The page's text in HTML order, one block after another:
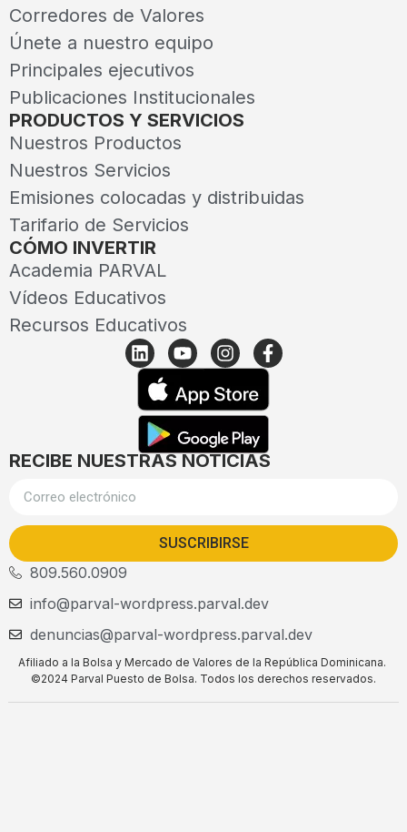
Corredores de Valores
Únete a nuestro equipo
Principales ejecutivos
Publicaciones Institucionales
PRODUCTOS Y SERVICIOS
Nuestros Productos
Nuestros Servicios
Emisiones colocadas y distribuidas
Tarifario de Servicios
CÓMO INVERTIR
Academia PARVAL
Vídeos Educativos
Recursos Educativos
RECIBE NUESTRAS NOTICIAS
SUSCRIBIRSE
809.560.0909
info@parval-wordpress.parval.dev
denuncias@parval-wordpress.parval.dev
Afiliado a la Bolsa y Mercado de Valores de la República Dominicana.
©2024 Parval Puesto de Bolsa. Todos los derechos reservados.